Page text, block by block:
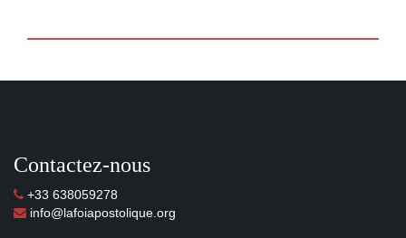
Contactez-nous
+33 638059278
info@lafoiapostolique.org